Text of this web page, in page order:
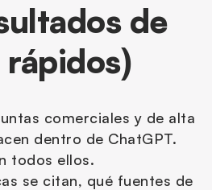
de
rápidos)
comerciales y de alta
dentro de ChatGPT.
todos ellos.
se citan, qué fuentes de